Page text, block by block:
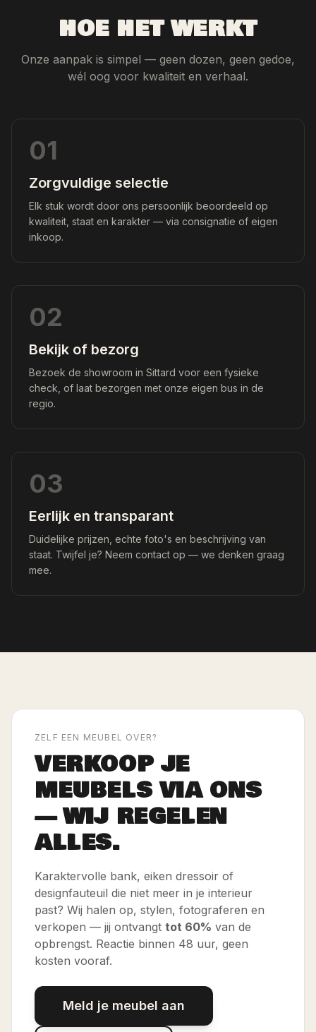
HOE HET WERKT
Onze aanpak is simpel — geen dozen, geen gedoe,
wél oog voor kwaliteit en verhaal.
01
Zorgvuldige selectie
Elk stuk wordt door ons persoonlijk beoordeeld op
kwaliteit, staat en karakter — via consignatie of eigen
inkoop.
02
Bekijk of bezorg
Bezoek de showroom in Sittard voor een fysieke
check, of laat bezorgen met onze eigen bus in de
regio.
03
Eerlijk en transparant
Duidelijke prijzen, echte foto's en beschrijving van
staat. Twijfel je? Neem contact op — we denken graag
mee.
ZELF EEN MEUBEL OVER?
VERKOOP JE
MEUBELS VIA ONS
— WIJ REGELEN
ALLES.
Karaktervolle bank, eiken dressoir of
designfauteuil die niet meer in je interieur
past? Wij halen op, stylen, fotograferen en
verkopen — jij ontvangt tot 60% van de
opbrengst. Reactie binnen 48 uur, geen
kosten vooraf.
Meld je meubel aan